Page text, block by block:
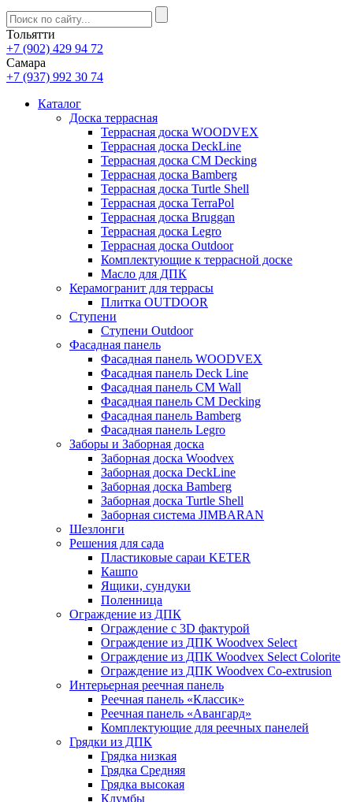
Тольятти
+7 (902) 429 94 72
Самара
+7 (937) 992 30 74
Каталог
Доска террасная
Террасная доска WOODVEX
Террасная доска DeckLine
Террасная доска CM Decking
Террасная доска Bamberg
Террасная доска Turtle Shell
Террасная доска TerraPol
Террасная доска Bruggan
Террасная доска Legro
Террасная доска Outdoor
Комплектующие к террасной доске
Масло для ДПК
Керамогранит для террасы
Плитка OUTDOOR
Ступени
Ступени Outdoor
Фасадная панель
Фасадная панель WOODVEX
Фасадная панель Deck Line
Фасадная панель CM Wall
Фасадная панель CM Decking
Фасадная панель Bamberg
Фасадная панель Legro
Заборы и Заборная доска
Заборная доска Woodvex
Заборная доска DeckLine
Заборная доска Bamberg
Заборная доска Turtle Shell
Заборная система JIMBARAN
Шезлонги
Решения для сада
Пластиковые сараи KETER
Кашпо
Ящики, сундуки
Поленница
Ограждение из ДПК
Ограждение с 3D фактурой
Ограждение из ДПК Woodvex Select
Ограждение из ДПК Woodvex Select Colorite
Ограждение из ДПК Woodvex Co-extrusion
Интерьерная реечная панель
Реечная панель «Классик»
Реечная панель «Авангард»
Комплектующие для реечных панелей
Грядки из ДПК
Грядка низкая
Грядка Средняя
Грядка высокая
Клумбы